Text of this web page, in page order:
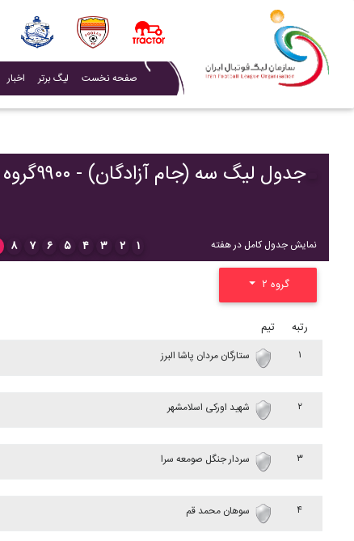
صفحه نخست لیگ برتر اخبار(current)
جدول لیگ سه (جام آزادگان) - ۹۹۰۰گروه ۲
نمایش جدول کامل در هفته ۱ ۲ ۳ ۴ ۵ ۶ ۷ ۸
گروه ۲
رتبه تیم
۱ ستارگان مردان پاشا البرز
۲ شهید اورکی اسلامشهر
۳ سردار جنگل صومعه سرا
۴ سوهان محمد قم